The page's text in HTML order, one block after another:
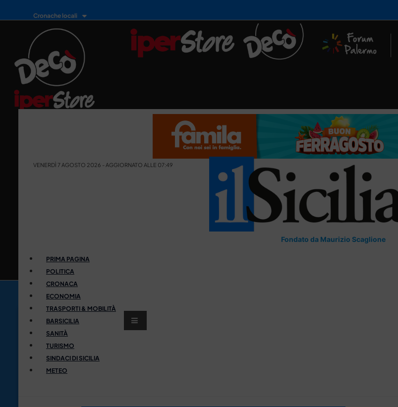
Cronache locali
VENERDÌ 7 AGOSTO 2026 - AGGIORNATO ALLE 07:49
Fondato da Maurizio Scaglione
PRIMA PAGINA
POLITICA
CRONACA
ECONOMIA
TRASPORTI & MOBILITÀ
BARSICILIA
SANITÀ
TURISMO
SINDACI DI SICILIA
METEO